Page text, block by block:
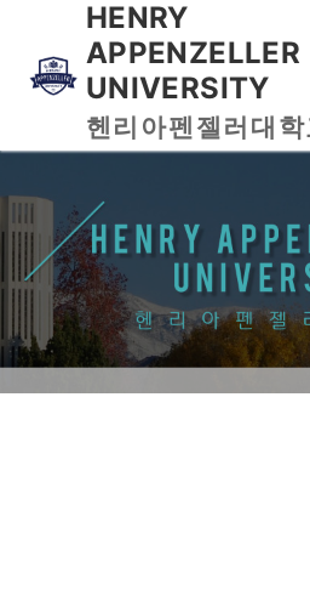
HENRY
APPENZELLER
UNIVERSITY
헨리아펜젤러대학